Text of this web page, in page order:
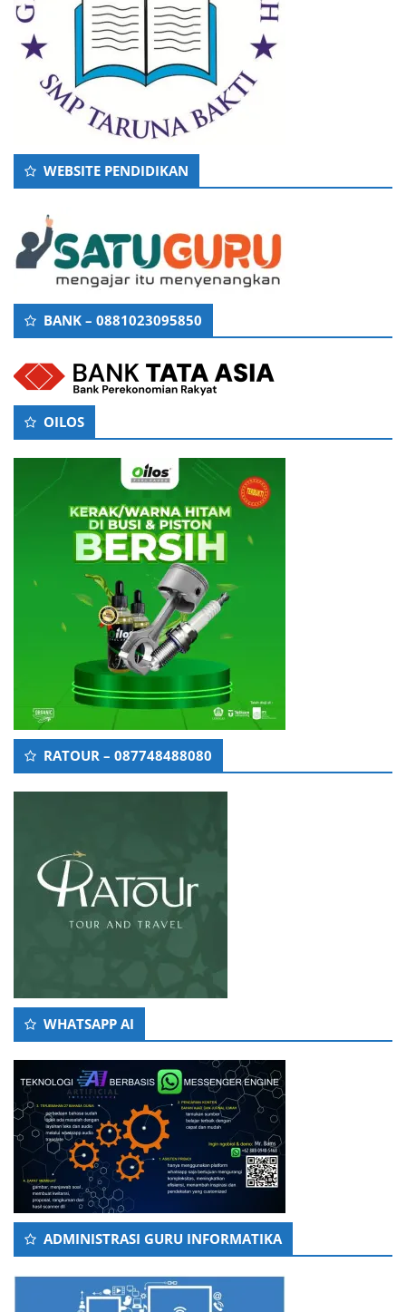
WEBSITE PENDIDIKAN
BANK – 0881023095850
OILOS
RATOUR – 087748488080
WHATSAPP AI
ADMINISTRASI GURU INFORMATIKA